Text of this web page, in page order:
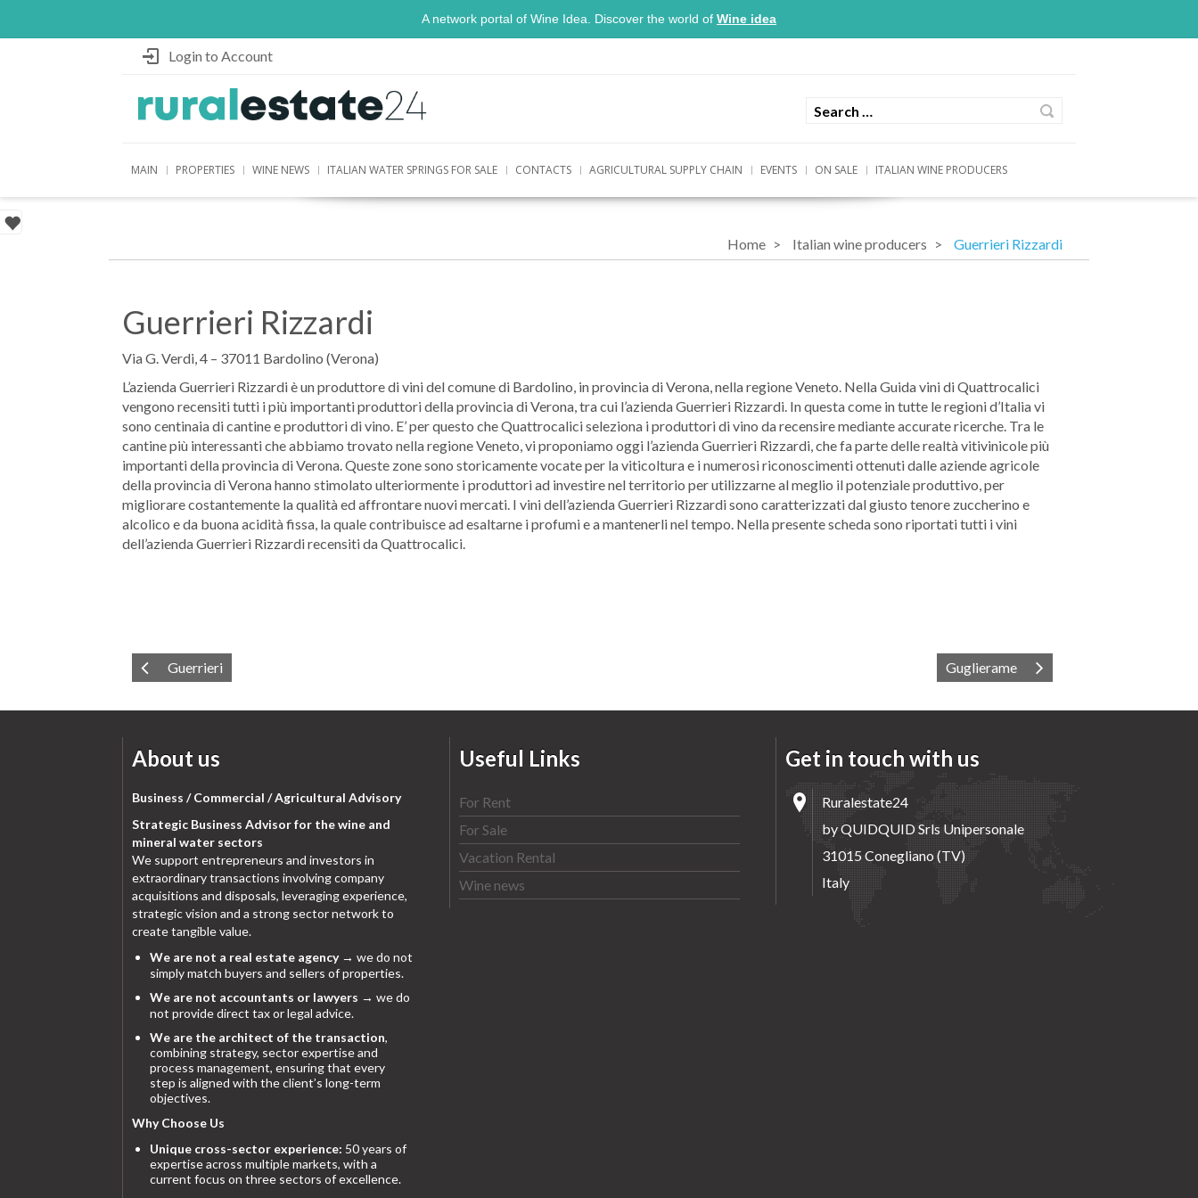
A network portal of Wine Idea. Discover the world of Wine idea
Login to Account
MAIN PROPERTIES WINE NEWS ITALIAN WATER SPRINGS FOR SALE CONTACTS AGRICULTURAL SUPPLY CHAIN EVENTS ON SALE ITALIAN WINE PRODUCERS
Home Italian wine producers Guerrieri Rizzardi
Guerrieri Rizzardi
Via G. Verdi, 4 – 37011 Bardolino (Verona)
L’azienda Guerrieri Rizzardi è un produttore di vini del comune di Bardolino, in provincia di Verona, nella regione Veneto. Nella Guida vini di Quattrocalici
vengono recensiti tutti i più importanti produttori della provincia di Verona, tra cui l’azienda Guerrieri Rizzardi. In questa come in tutte le regioni d’Italia vi
sono centinaia di cantine e produttori di vino. E’ per questo che Quattrocalici seleziona i produttori di vino da recensire mediante accurate ricerche. Tra le
cantine più interessanti che abbiamo trovato nella regione Veneto, vi proponiamo oggi l’azienda Guerrieri Rizzardi, che fa parte delle realtà vitivinicole più
importanti della provincia di Verona. Queste zone sono storicamente vocate per la viticoltura e i numerosi riconoscimenti ottenuti dalle aziende agricole
della provincia di Verona hanno stimolato ulteriormente i produttori ad investire nel territorio per utilizzarne al meglio il potenziale produttivo, per
migliorare costantemente la qualità ed affrontare nuovi mercati. I vini dell’azienda Guerrieri Rizzardi sono caratterizzati dal giusto tenore zuccherino e
alcolico e da buona acidità fissa, la quale contribuisce ad esaltarne i profumi e a mantenerli nel tempo. Nella presente scheda sono riportati tutti i vini
dell’azienda Guerrieri Rizzardi recensiti da Quattrocalici.
Guerrieri Guglierame
About us
Business / Commercial / Agricultural Advisory
Strategic Business Advisor for the wine and
mineral water sectors
We support entrepreneurs and investors in
extraordinary transactions involving company
acquisitions and disposals, leveraging experience,
strategic vision and a strong sector network to
create tangible value.
We are not a real estate agency→ we do not
simply match buyers and sellers of properties.
We are not accountants or lawyers → we do
not provide direct tax or legal advice.
We are the architect of the transaction,
combining strategy, sector expertise and
process management, ensuring that every
step is aligned with the client’s long-term
objectives.
Why Choose Us
Unique cross-sector experience: 50 years of
expertise across multiple markets, with a
current focus on three sectors of excellence.
Useful Links
For Rent
For Sale
Vacation Rental
Wine news
Get in touch with us
Ruralestate24
by QUIDQUID Srls Unipersonale
31015 Conegliano (TV)
Italy